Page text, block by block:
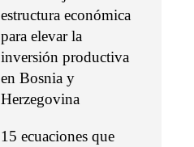
estructura económica
para elevar la
inversión productiva
en Bosnia y
Herzegovina
15 ecuaciones que